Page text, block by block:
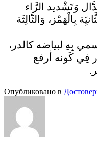
وَتَشْديد الرَّاء
بِالْهَمْز، وَالثَّالِثَة
بِهِ لبياضه كالدر،
فِي كَونه أرفع
Опубликовано в